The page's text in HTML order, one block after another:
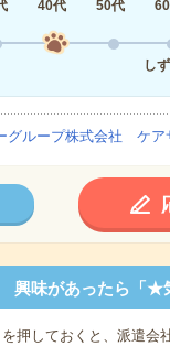
40代 50代
し
グループ株式会社 ケア
興味があったら「★
を押しておくと、派遣会